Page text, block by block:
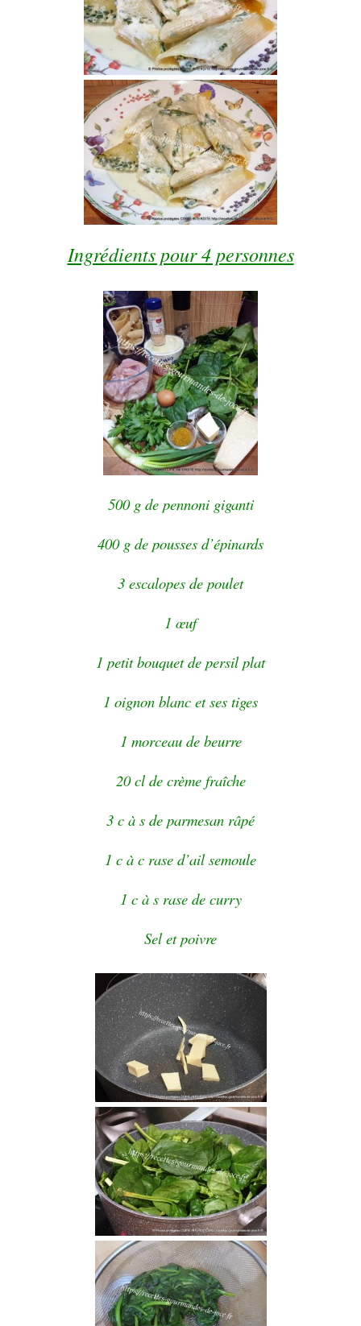
Ingrédients pour 4 personnes
500 g de pennoni giganti
400 g de pousses d’épinards
3 escalopes de poulet
1 œuf
1 petit bouquet de persil plat
1 oignon blanc et ses tiges
1 morceau de beurre
20 cl de crème fraîche
3 c à s de parmesan râpé
1 c à c rase d’ail semoule
1 c à s rase de curry
Sel et poivre